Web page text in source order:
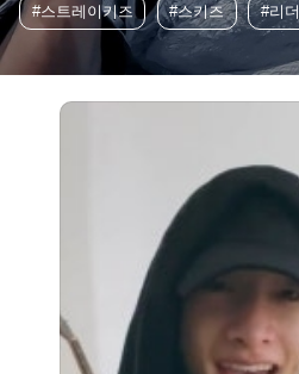
#스트레이키즈 #스키즈 #리더